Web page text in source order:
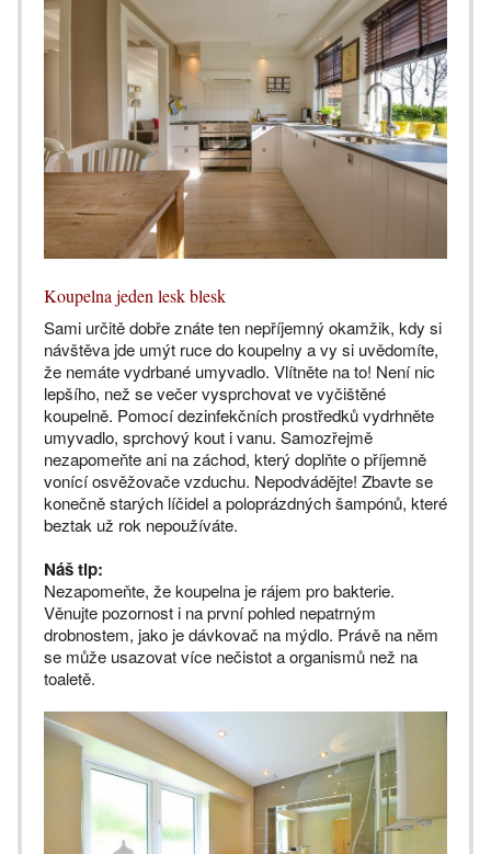
Koupelna jeden lesk blesk
Sami určitě dobře znáte ten nepříjemný okamžik, kdy si
návštěva jde umýt ruce do koupelny a vy si uvědomíte,
že nemáte vydrbané umyvadlo. Vlítněte na to! Není nic
lepšího, než se večer vysprchovat ve vyčištěné
koupelně. Pomocí dezinfekčních prostředků vydrhněte
umyvadlo, sprchový kout i vanu. Samozřejmě
nezapomeňte ani na záchod, který doplňte o příjemně
vonící osvěžovače vzduchu. Nepodvádějte! Zbavte se
konečně starých líčidel a poloprázdných šampónů, které
beztak už rok nepoužíváte.
Náš tip:
Nezapomeňte, že koupelna je rájem pro bakterie.
Věnujte pozornost i na první pohled nepatrným
drobnostem, jako je dávkovač na mýdlo. Právě na něm
se může usazovat více nečistot a organismů než na
toaletě.